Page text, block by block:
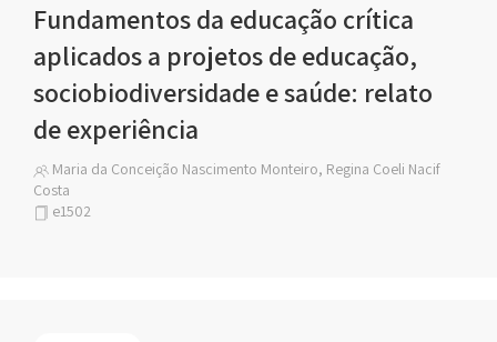
Fundamentos da educação crítica
aplicados a projetos de educação,
sociobiodiversidade e saúde: relato
de experiência
Maria da Conceição Nascimento Monteiro, Regina Coeli Nacif
Costa
e1502